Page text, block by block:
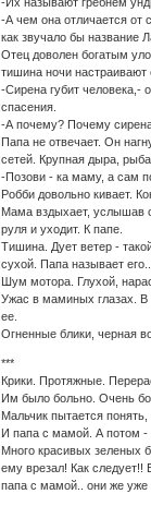
-А чем она отличается от
как звучало бы название
Отец доволен богатым
тишина ночи
-Сирена губит человека,-
спасения.
-А почему? Почему
Папа не отвечает. Он
сетей. Крупная дыра,
-Позови - ка маму, а сам
Робби довольно кивает.
Мама вздыхает, услышав
руля и уходит. К папе.
Тишина. Дует ветер -
сухой. Папа называет
Шум мотора. Глухой,
Ужас в маминых глазах. В
ее.
Огненные блики, черная
***
Крики. Протяжные.
Им было больно. Очень
Мальчик пытается
И папа с мамой. А потом -
Много красивых зеленых
ему врезал! Как
папа с мамой.. они же уже